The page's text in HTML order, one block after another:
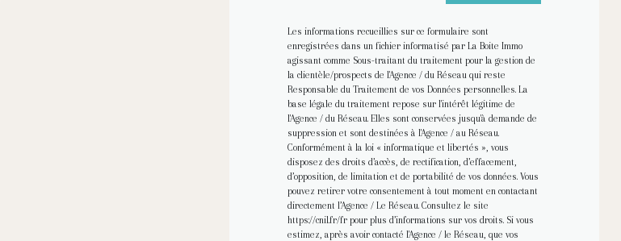
Les informations recueillies sur ce formulaire sont
enregistrées dans un fichier informatisé par La Boite Immo
agissant comme Sous-traitant du traitement pour la gestion de
la clientèle/prospects de l'Agence / du Réseau qui reste
Responsable du Traitement de vos Données personnelles. La
base légale du traitement repose sur l'intérêt légitime de
l'Agence / du Réseau. Elles sont conservées jusqu'à demande de
suppression et sont destinées à l'Agence / au Réseau.
Conformément à la loi « informatique et libertés », vous
disposez des droits d’accès, de rectification, d’effacement,
d’opposition, de limitation et de portabilité de vos données. Vous
pouvez retirer votre consentement à tout moment en contactant
directement l’Agence / Le Réseau. Consultez le site
https://cnil.fr/frpour plus d’informations sur vos droits. Si vous
estimez, après avoir contacté l'Agence / le Réseau, que vos